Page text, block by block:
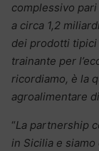
complessivo
a circa 1,2
dei prodotti
trainante per
ricordiamo, è la
agroalimentare
“La partnership
in Sicilia e